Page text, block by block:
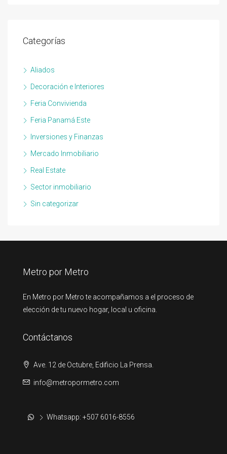
Categorías
Aliados
Decoración e Interiores
Feria Convivienda
Feria Panamá Este
Inversiones y Finanzas
Mercado Inmobiliario
Real Estate
Sector inmobiliario
Sin categorizar
Metro por Metro
En Metro por Metro te acompañamos a el proceso de
elección de tu nuevo hogar, local u oficina.
Contáctanos
Ave. 12 de Octubre, Edificio La Prensa.
info@metropormetro.com
Whatsapp: +507 6016-8556